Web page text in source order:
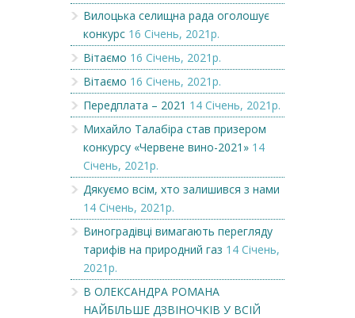
Вилоцька селищна рада оголошує
конкурс 16 Січень, 2021р.
Вітаємо 16 Січень, 2021р.
Вітаємо 16 Січень, 2021р.
Передплата – 2021 14 Січень, 2021р.
Михайло Талабіра став призером
конкурсу «Червене вино-2021» 14
Січень, 2021р.
Дякуємо всім, хто залишився з нами
14 Січень, 2021р.
Виноградівці вимагають перегляду
тарифів на природний газ 14 Січень,
2021р.
В ОЛЕКСАНДРА РОМАНА
НАЙБІЛЬШЕ ДЗВІНОЧКІВ У ВСІЙ